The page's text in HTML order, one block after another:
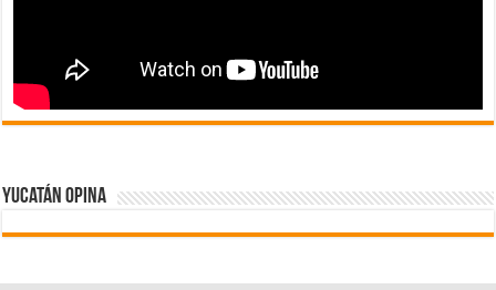
Yucatán Opina